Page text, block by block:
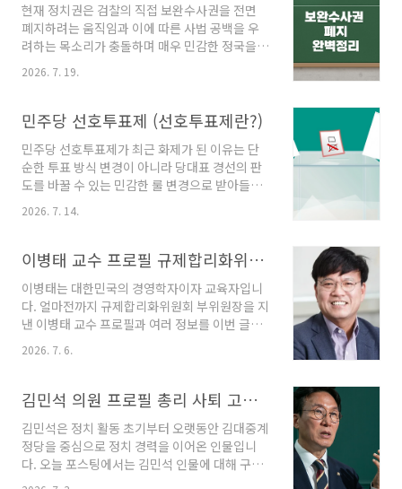
현재 정치권은 검찰의 직접 보완수사권을 전면
폐지하려는 움직임과 이에 따른 사법 공백을 우
려하는 목소리가 충돌하며 매우 민감한 정국을
형성하고 있습니다. 보완수사권 폐지와 뜻을 지
금부터 알아봅니다. 1. 보완수사권이란? 뜻 보완
이후 검사가 사건 기록과 증거를 검토하고 부족
를 요구할 수 있는 권한을 의미합니다. 경찰이 사
건에 대한 기본적인 수사를 마쳤다고 하더라도
검사가 기소 여부를 판단하기에는 증거가 부족하
거나 사실관계가 명확하지 않은 경우가 발생할
사기 사건에서 피의자가 돈을 받은 사실은 확인
됐지만 처음부터 상..
2026. 7. 19.
민주당 선호투표제 (선호투표제란?)
민주당 선호투표제가 최근 화제가 된 이유는 단
순한 투표 방식 변경이 아니라 당대표 경선의 판
도를 바꿀 수 있는 민감한 룰 변경으로 받아들여
졌기 때문입니다. 민주당 선호투표제는 당대표
같은 주요 선출직을 뽑을 때 유권자가 한 사람만
반영하는 방식입니다. 쉽게 말하면 가장 좋아하
선호하는 후보까지 고려해서 최종 결과를 정하는
제도입니다. 이 방식은 단순히 1등만 가리는 투표
보다 더 많은 표의 뜻을 살리고, 특정 후보에게 표
가 몰리거나 갈라져서 생기는 왜곡을 줄이려는
후보를 뽑는 데 유리하다는 평가를 받습니다. 이
번 민주당의..
2026. 7. 14.
이병태 교수 프로필 규제합리화위원회 부위원장
이병태는 대한민국의 경영학자이자 교육자입니
다. 얼마전까지 규제합리화위원회 부위원장을 지
낸 이병태 교수 프로필과 여러 정보를 이번 글에
서 상세하게 소개해 드립니다. 그는 1960년 2월
25일 충청북도 충주시에서 태어났습니다. 2026
등학교를 졸업한 뒤 서울대학교 공과대학에서 산
업공학을 전공하며 학사 학위를 취득했습니다.
이후 한국과학기술원 대학원에서 경영과학 석사
학위를 받았으며 미국 UT 오스틴 대학원에서 경
영학 박사 학위를 취득했습니다. 학계에서는 애
2026. 7. 6.
김민석 의원 프로필 총리 사퇴 고향 부인
김민석은 정치 활동 초기부터 오랫동안 김대중계
정당을 중심으로 정치 경력을 이어온 인물입니
다. 오늘 포스팅에서는 김민석 인물에 대해 구체